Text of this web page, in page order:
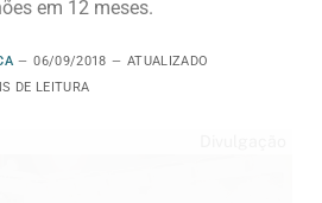
em 12 meses.
06/09/2018
ATUALIZADO
DE LEITURA